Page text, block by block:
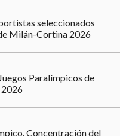
seleccionados
Milán-Cortina 2026
Paralímpicos de
Concentración del